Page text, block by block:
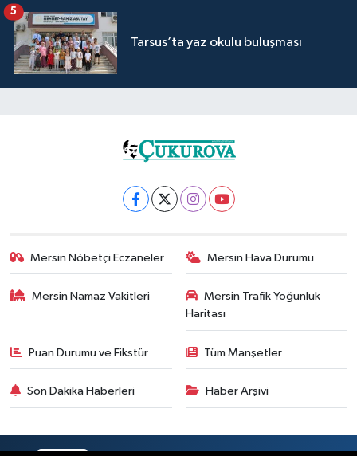
Tarsus’ta yaz okulu buluşması
5
Mersin Nöbetçi Eczaneler Mersin Hava Durumu
Mersin Namaz Vakitleri
Mersin Trafik Yoğunluk
Haritası
Puan Durumu ve Fikstür Tüm Manşetler
Son Dakika Haberleri Haber Arşivi